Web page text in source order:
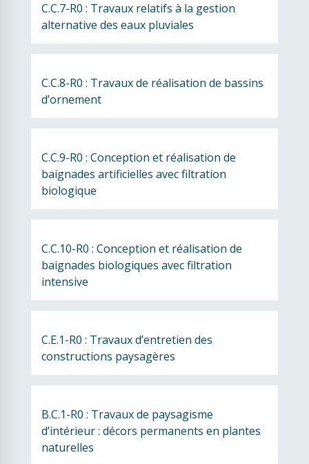
C.C.7-R0 : Travaux relatifs à la gestion
alternative des eaux pluviales
C.C.8-R0 : Travaux de réalisation de bassins
d’ornement
C.C.9-R0 : Conception et réalisation de
baignades artificielles avec filtration
biologique
C.C.10-R0 : Conception et réalisation de
baignades biologiques avec filtration
intensive
C.E.1-R0 : Travaux d’entretien des
constructions paysagères
B.C.1-R0 : Travaux de paysagisme
d’intérieur : décors permanents en plantes
naturelles